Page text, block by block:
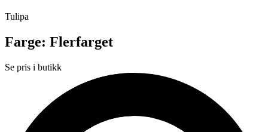
Tulipa
Farge: Flerfarget
Se pris i butikk